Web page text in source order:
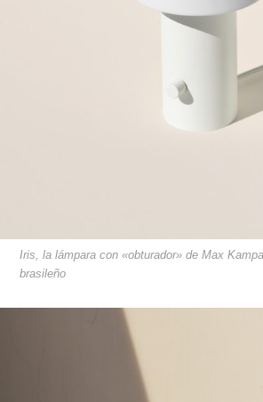
Iris, la lámpara con «obturador» de Max
brasileño